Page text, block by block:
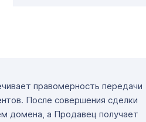
правомерность передачи
После совершения сделки
домена, а Продавец получает